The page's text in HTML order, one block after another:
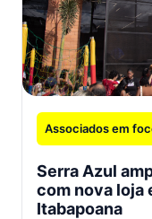
Associados em
Serra Azul
com nova loja
Itabapoana